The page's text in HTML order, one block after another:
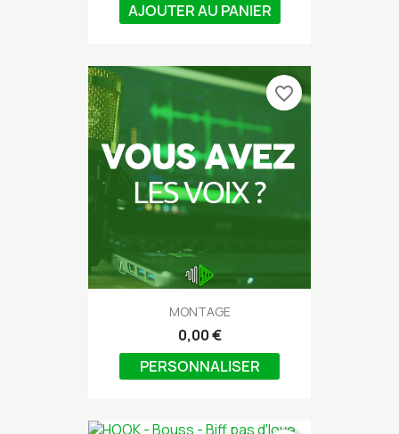
AJOUTER AU PANIER
MONTAGE
0,00 €
PERSONNALISER
favorite_border